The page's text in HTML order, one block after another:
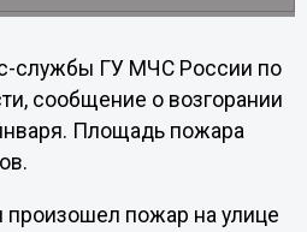
службы ГУ МЧС России по
сообщение о возгорании
Площадь пожара
произошел пожар на улице